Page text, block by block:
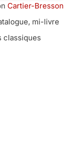
Cartier-Bresson
mi-livre
classiques